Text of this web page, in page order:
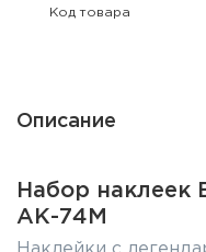
Фальшпатроны
Релоадинг
Код товара
Описание
Набор наклеек
АК-74М